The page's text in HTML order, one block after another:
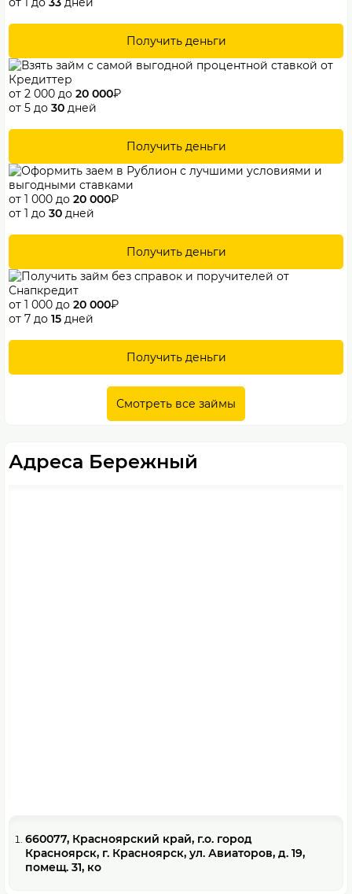
Получить деньги
от 2 000 до 20 000₽
от 5 до 30 дней
Получить деньги
от 1 000 до 20 000₽
от 1 до 30 дней
Получить деньги
от 1 000 до 20 000₽
от 7 до 15 дней
Получить деньги
Смотреть все займы
Адреса Бережный
660077, Красноярский край, г.о. город
Красноярск, г. Красноярск, ул. Авиаторов, д. 19,
помещ. 31, ко